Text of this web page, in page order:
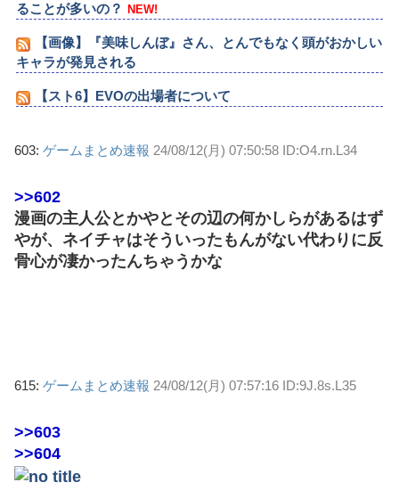
ることが多いの？
NEW!
【画像】『美味しんぼ』さん、とんでもなく頭がおかしい
キャラが発見される
【スト6】EVOの出場者について
603: ゲームまとめ速報 24/08/12(月) 07:50:58 ID:O4.rn.L34
>>602
漫画の主人公とかやとその辺の何かしらがあるはず
やが、ネイチャはそういったもんがない代わりに反
骨心が凄かったんちゃうかな
615: ゲームまとめ速報 24/08/12(月) 07:57:16 ID:9J.8s.L35
>>603
>>604